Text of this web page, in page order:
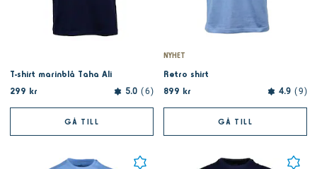
T-shirt marinblå Taha Ali
299 kr
5.0 6
GÅ TILL
NYHET
Retro shirt
899 kr
4.9 9
GÅ TILL